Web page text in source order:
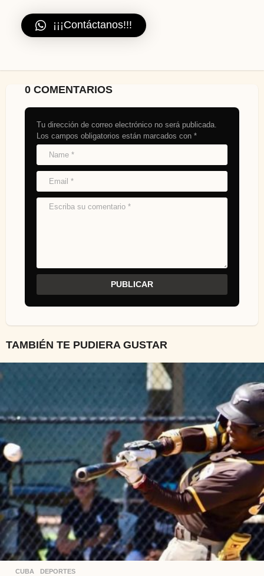
¡¡¡Contáctanos!!!
0 COMENTARIOS
Tu dirección de correo electrónico no será publicada.
Los campos obligatorios están marcados con *
TAMBIÉN TE PUDIERA GUSTAR
CUBA ,DEPORTES